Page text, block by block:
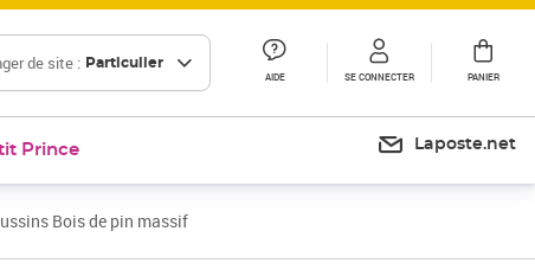
de site : Particulier
AIDE SE CONNECTER PANIER
Prince Laposte.net
Bois de pin massif